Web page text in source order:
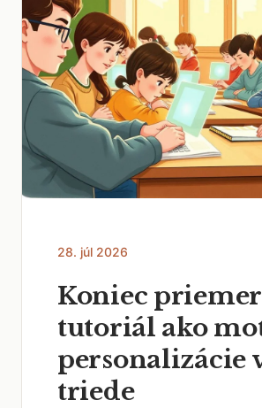
28. júl 2026
Koniec
tutoriál ako
personalizácie
triede